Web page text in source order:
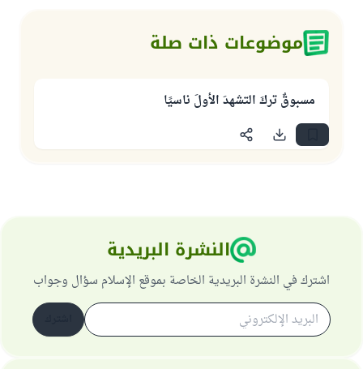
موضوعات ذات صلة
مسبوقٌ تركَ التشهدَ الأولَ ناسيًا
النشرة البريدية
اشترك في النشرة البريدية الخاصة بموقع الإسلام سؤال وجواب